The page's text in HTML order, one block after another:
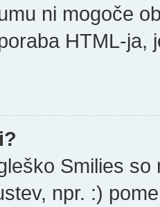
ni mogoče
HTML-ja,
Smilies
npr. :)